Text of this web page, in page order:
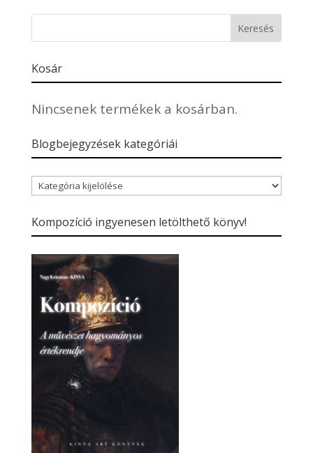
Kosár
Nincsenek termékek a kosárban.
Blogbejegyzések kategóriái
Blogbejegyzések
kategóriái
Kompozíció ingyenesen letölthető könyv!